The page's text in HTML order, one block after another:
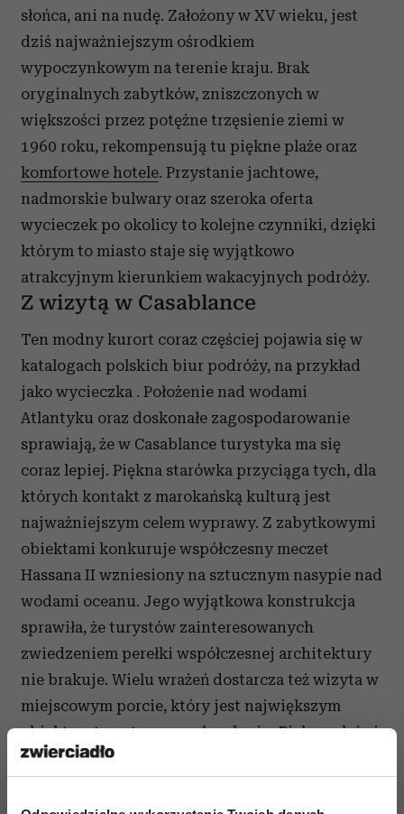
słońca, ani na nudę. Założony w XV wieku, jest
dziś najważniejszym ośrodkiem
wypoczynkowym na terenie kraju. Brak
oryginalnych zabytków, zniszczonych w
większości przez potężne trzęsienie ziemi w
1960 roku, rekompensują tu piękne plaże oraz
komfortowe hotele. Przystanie jachtowe,
nadmorskie bulwary oraz szeroka oferta
wycieczek po okolicy to kolejne czynniki, dzięki
którym to miasto staje się wyjątkowo
atrakcyjnym kierunkiem wakacyjnych podróży.
Z wizytą w Casablance
Ten modny kurort coraz częściej pojawia się w
katalogach polskich biur podróży, na przykład
jako wycieczka . Położenie nad wodami
Atlantyku oraz doskonałe zagospodarowanie
sprawiają, że w Casablance turystyka ma się
coraz lepiej. Piękna starówka przyciąga tych, dla
których kontakt z marokańską kulturą jest
najważniejszym celem wyprawy. Z zabytkowymi
obiektami konkuruje współczesny meczet
Hassana II wzniesiony na sztucznym nasypie nad
wodami oceanu. Jego wyjątkowa konstrukcja
sprawiła, że turystów zainteresowanych
zwiedzeniem perełki współczesnej architektury
nie brakuje. Wielu wrażeń dostarcza też wizyta w
miejscowym porcie, który jest największym
obiektem tego typu w całym kraju. Piękne plaże i
walory wypoczynkowe sprawiają, że w
cieszyć się zabawą na najwyższym poziomie.